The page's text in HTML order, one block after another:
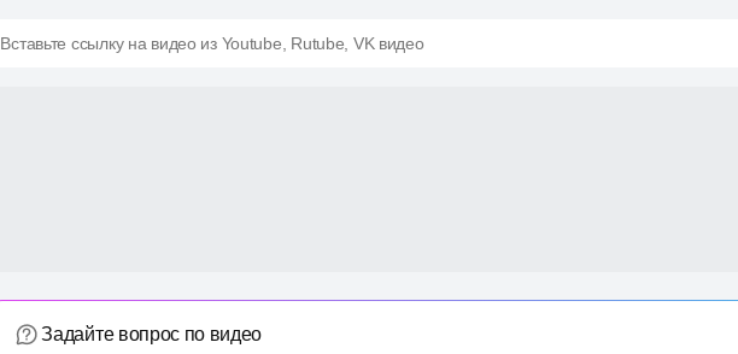
Вставьте ссылку на видео из Youtube, Rutube, VK видео
Задайте вопрос по видео